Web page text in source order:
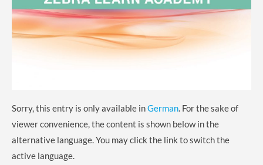
Sorry, this entry is only available inGerman. For the sake of
viewer convenience, the content is shown below in the
alternative language. You may click the link to switch the
active language.